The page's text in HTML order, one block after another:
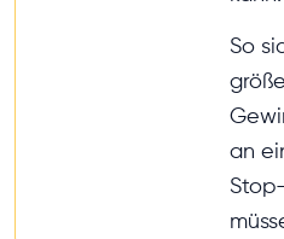
So
an